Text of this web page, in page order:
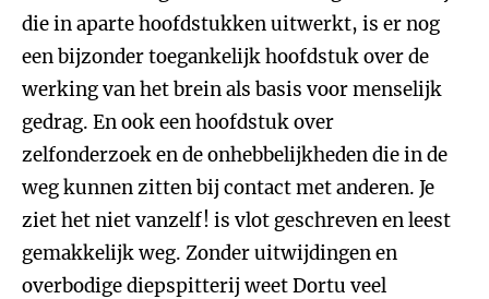
die in aparte hoofdstukken uitwerkt, is er nog
een bijzonder toegankelijk hoofdstuk over de
werking van het brein als basis voor menselijk
gedrag. En ook een hoofdstuk over
zelfonderzoek en de onhebbelijkheden die in de
weg kunnen zitten bij contact met anderen. Je
ziet het niet vanzelf! is vlot geschreven en leest
gemakkelijk weg. Zonder uitwijdingen en
overbodige diepspitterij weet Dortu veel